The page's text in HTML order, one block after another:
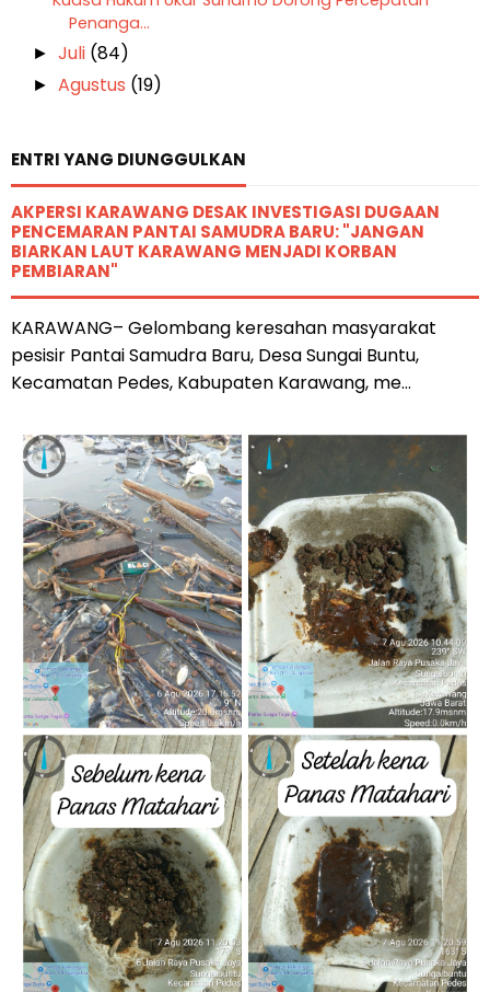
Penanga...
►Juli (84)
► Agustus (19)
ENTRI YANG DIUNGGULKAN
AKPERSI KARAWANG DESAK INVESTIGASI DUGAAN
PENCEMARAN PANTAI SAMUDRA BARU: "JANGAN
BIARKAN LAUT KARAWANG MENJADI KORBAN
PEMBIARAN"
KARAWANG– Gelombang keresahan masyarakat
pesisir Pantai Samudra Baru, Desa Sungai Buntu,
Kecamatan Pedes, Kabupaten Karawang, me...